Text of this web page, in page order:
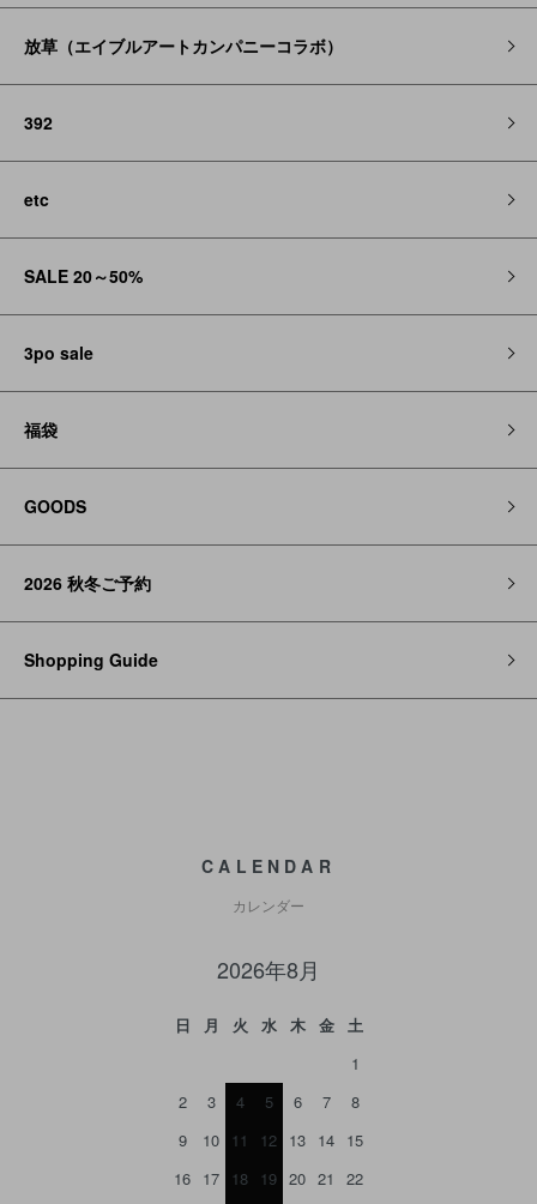
放草（エイブルアートカンパニーコラボ）
392
etc
SALE 20～50%
3po sale
福袋
GOODS
2026 秋冬ご予約
Shopping Guide
CALENDAR
カレンダー
2026年8月
日 月 火 水 木 金
土
1
2
3 4 5 6 7
8
9
10 11 12 13 14 15
16 17 18 19 20 21
22